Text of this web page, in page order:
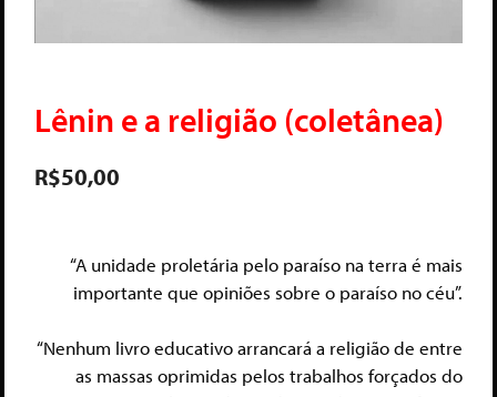
Lênin e a religião (coletânea)
R$50,00
“A unidade proletária pelo paraíso na terra é mais
importante que opiniões sobre o paraíso no céu”.
“Nenhum livro educativo arrancará a religião de entre
as massas oprimidas pelos trabalhos forçados do